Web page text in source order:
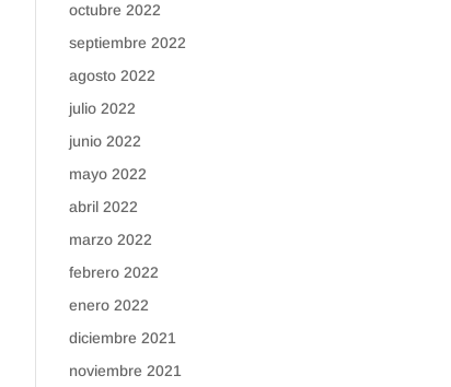
octubre 2022
septiembre 2022
agosto 2022
julio 2022
junio 2022
mayo 2022
abril 2022
marzo 2022
febrero 2022
enero 2022
diciembre 2021
noviembre 2021